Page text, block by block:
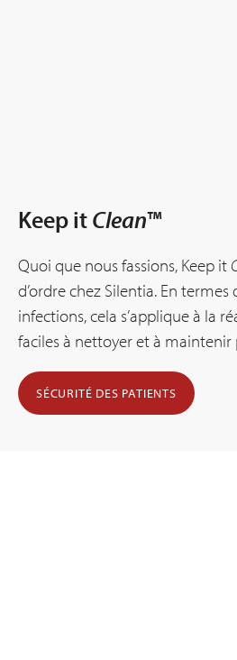
Keep itClean™
Quoi que nous fassions, Keep it
d’ordre chez Silentia. En
infections, cela s’applique à la
faciles à nettoyer et à maintenir
SÉCURITÉ DES PATIENTS